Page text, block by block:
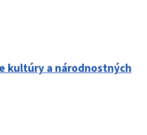
kultúry a národnostných